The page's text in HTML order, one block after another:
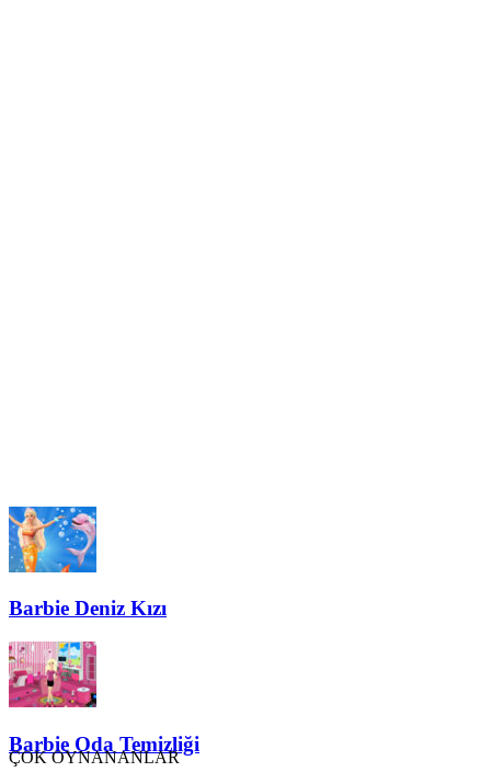
Barbie Deniz Kızı
Barbie Oda Temizliği
ÇOK OYNANANLAR